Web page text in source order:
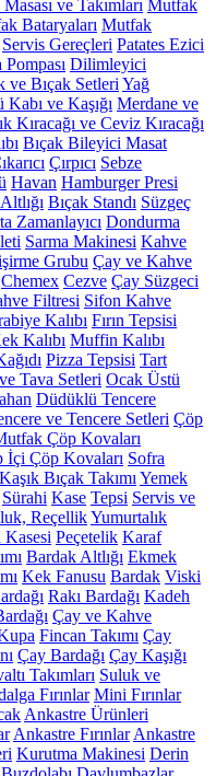
ve Takımları Mutfak
Bataryaları Mutfak
Servis Gereçleri Patates Ezici
Dilimleyici
ve Bıçak Setleri Yağ
Kabı ve Kaşığı Merdane ve
Kıracağı ve Ceviz Kıracağı
Bıçak Bileyici Masat
Çırpıcı Sebze
Havan Hamburger Presi
Bıçak Standı Süzgeç
Zamanlayıcı Dondurma
Sarma Makinesi Kahve
Grubu Çay ve Kahve
Chemex Cezve Çay Süzgeci
Filtresi Sifon Kahve
Kalıbı Fırın Tepsisi
Kalıbı Muffin Kalıbı
Pizza Tepsisi Tart
Tava Setleri Ocak Üstü
Düdüklü Tencere
ve Tencere Setleri Çöp
Çöp Kovaları
İçi Çöp Kovaları Sofra
Bıçak Takımı Yemek
Sürahi Kase Tepsi Servis ve
ReçellikYumurtalık
Kasesi Peçetelik Karaf
Bardak Altlığı Ekmek
Kek Fanusu Bardak Viski
Rakı Bardağı Kadeh
Çay ve Kahve
Fincan Takımı Çay
Çay Bardağı Çay Kaşığı
Takımları Suluk ve
Fırınlar Mini Fırınlar
Ankastre Ürünleri
Ankastre Fırınlar Ankastre
Kurutma Makinesi Derin